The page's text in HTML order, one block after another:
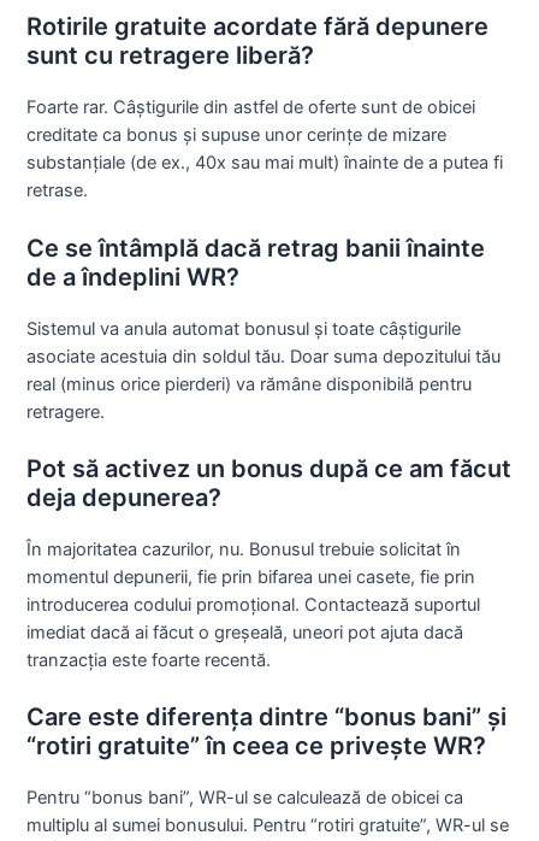
Rotirile gratuite acordate fără depunere
sunt cu retragere liberă?
Foarte rar. Câștigurile din astfel de oferte sunt de obicei
creditate ca bonus și supuse unor cerințe de mizare
substanțiale (de ex., 40x sau mai mult) înainte de a putea fi
retrase.
Ce se întâmplă dacă retrag banii înainte
de a îndeplini WR?
Sistemul va anula automat bonusul și toate câștigurile
asociate acestuia din soldul tău. Doar suma depozitului tău
real (minus orice pierderi) va rămâne disponibilă pentru
retragere.
Pot să activez un bonus după ce am făcut
deja depunerea?
În majoritatea cazurilor, nu. Bonusul trebuie solicitat în
momentul depunerii, fie prin bifarea unei casete, fie prin
introducerea codului promoțional. Contactează suportul
imediat dacă ai făcut o greșeală, uneori pot ajuta dacă
tranzacția este foarte recentă.
Care este diferența dintre “bonus bani” și
“rotiri gratuite” în ceea ce privește WR?
Pentru “bonus bani”, WR-ul se calculează de obicei ca
multiplu al sumei bonusului. Pentru “rotiri gratuite”, WR-ul se